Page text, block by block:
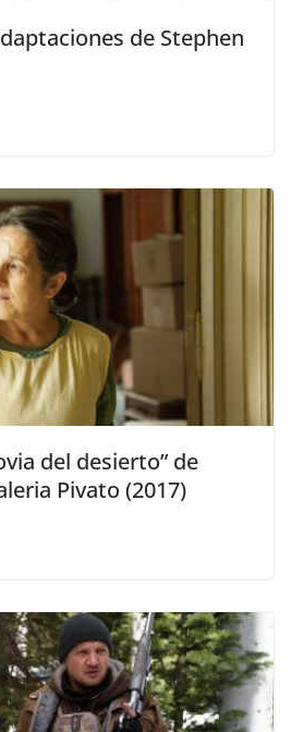
de Stephen
del desierto” de
Pivato (2017)